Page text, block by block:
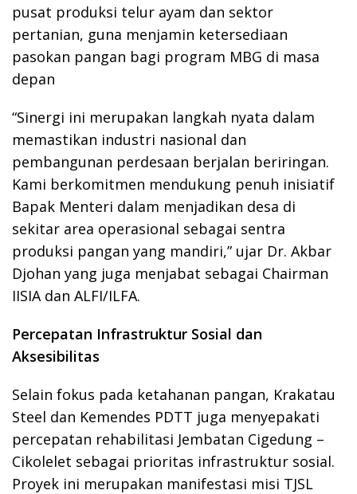
pusat produksi telur ayam dan sektor
pertanian, guna menjamin ketersediaan
pasokan pangan bagi program MBG di masa
depan
“Sinergi ini merupakan langkah nyata dalam
memastikan industri nasional dan
pembangunan perdesaan berjalan beriringan.
Kami berkomitmen mendukung penuh inisiatif
Bapak Menteri dalam menjadikan desa di
sekitar area operasional sebagai sentra
produksi pangan yang mandiri,” ujar Dr. Akbar
Djohan yang juga menjabat sebagai Chairman
IISIA dan ALFI/ILFA.
Percepatan Infrastruktur Sosial dan
Aksesibilitas
Selain fokus pada ketahanan pangan, Krakatau
Steel dan Kemendes PDTT juga menyepakati
percepatan rehabilitasi Jembatan Cigedung –
Cikolelet sebagai prioritas infrastruktur sosial.
Proyek ini merupakan manifestasi misi TJSL